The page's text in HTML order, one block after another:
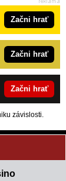
Začni hrať
Začni hrať
Začni hrať
závislosti.